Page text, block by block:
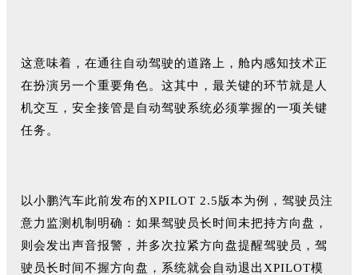
这意味着，在通往自动驾驶的道路上，舱内感知技术正
在扮演另一个重要角色。这其中，最关键的环节就是人
机交互，安全接管是自动驾驶系统必须掌握的一项关键
任务。
以小鹏汽车此前发布的XPILOT 2.5版本为例，驾驶员注
意力监测机制明确：如果驾驶员长时间未把持方向盘，
则会发出声音报警，并多次拉紧方向盘提醒驾驶员，驾
驶员长时间不握方向盘，系统就会自动退出XPILOT模